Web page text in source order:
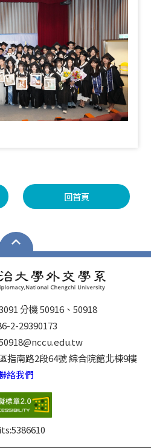
回首頁
分機 50916、50918
2-29390173
指南路2段64號 綜合院館北棟9樓
絡我們
5386610